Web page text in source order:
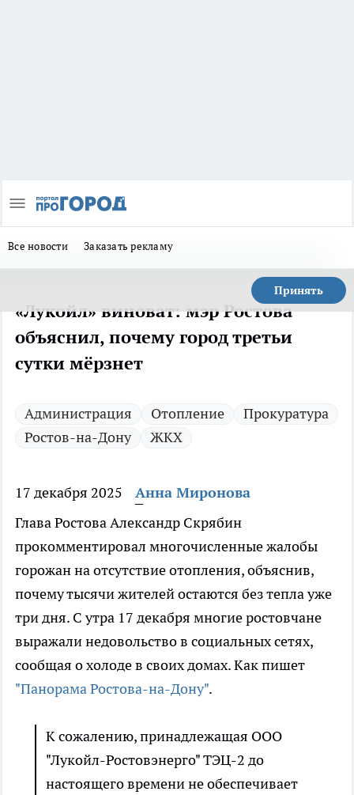
Все новости Заказать рекламу
Принять
«Лукойл» виноват: мэр Ростова
объяснил, почему город третьи
сутки мёрзнет
Администрация Отопление
Прокуратура
Ростов-на-Дону
ЖКХ
17 декабря 2025
Анна Миронова
Глава Ростова Александр Скрябин
прокомментировал многочисленные жалобы
горожан на отсутствие отопления, объяснив,
почему тысячи жителей остаются без тепла уже
три дня. С утра 17 декабря многие ростовчане
выражали недовольство в социальных сетях,
сообщая о холоде в своих домах. Как пишет
"Панорама Ростова-на-Дону".
К сожалению, принадлежащая ООО
"Лукойл-Ростовэнерго" ТЭЦ-2 до
настоящего времени не обеспечивает